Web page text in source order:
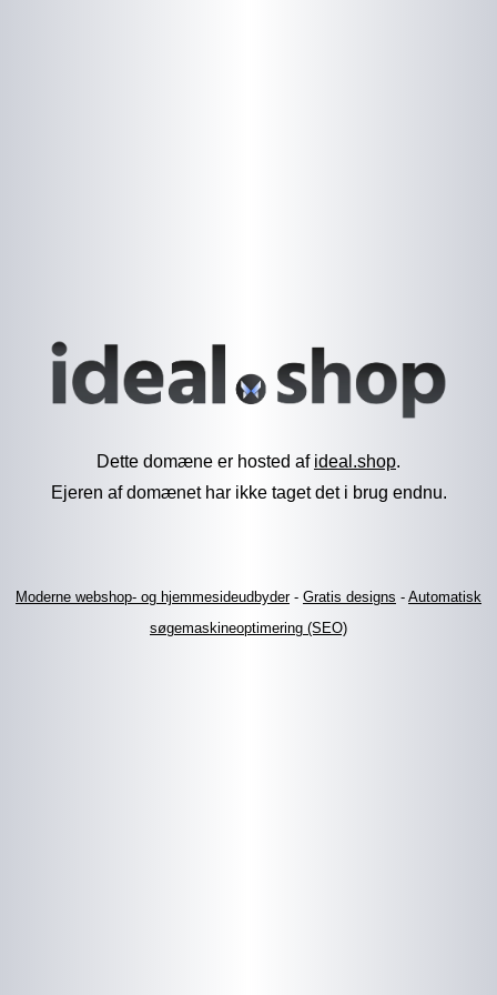
Dette domæne er hosted af ideal.shop.
Ejeren af domænet har ikke taget det i brug endnu.
Moderne webshop- og hjemmesideudbyder- Gratis designs - Automatisk
søgemaskineoptimering (SEO)